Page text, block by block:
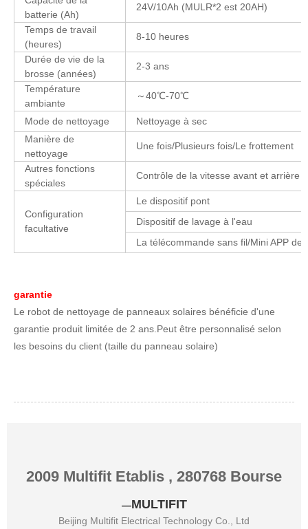
batterie (Ah)
24V/10Ah (MULR*2 est 20AH)
Temps de travail
(heures)
8-10 heures
Durée de vie de la
brosse (années)
2-3 ans
Température
ambiante
～40℃-70℃
Mode de nettoyage
Nettoyage à sec
Manière de
nettoyage
Une fois/Plusieurs fois/Le frottement
Autres fonctions
spéciales
Contrôle de la vitesse avant et arrière
Configuration
facultative
Le dispositif pont
Dispositif de lavage à l'eau
La télécommande sans fil/Mini APP de
garantie
Le robot de nettoyage de panneaux solaires bénéficie d'une
garantie produit limitée de 2 ans.Peut être personnalisé selon
les besoins du client (taille du panneau solaire)
2009 Multifit Etablis , 280768 Bourse
—MULTIFIT
Beijing Multifit Electrical Technology Co., Ltd